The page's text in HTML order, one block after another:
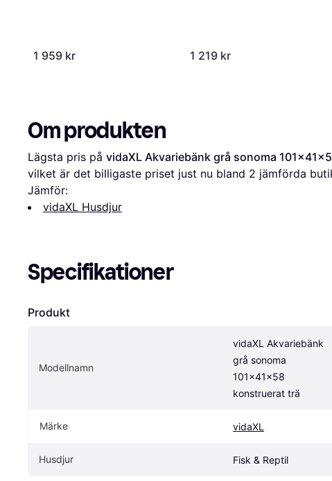
1 959 kr 1 219 kr
Om produkten
Lägsta pris på vidaXL Akvariebänk grå sonoma
vilket är det billigaste priset just nu bland 2 jämförda
Jämför:
vidaXL Husdjur
Specifikationer
Produkt
Modellnamn
vidaXL Akvariebänk
grå sonoma
101x41x58
konstruerat trä
Märke vidaXL
Husdjur Fisk & Reptil